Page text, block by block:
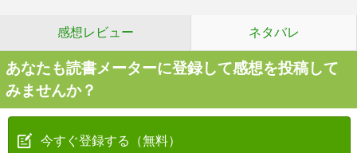
感想レビュー ネタバレ
あなたも読書メーターに登録して感想を投稿して
みませんか？
今すぐ登録する（無料）